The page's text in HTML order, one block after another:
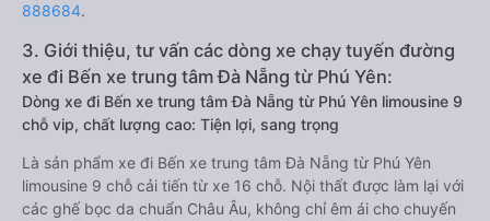
888684.
3. Giới thiệu, tư vấn các dòng xe chạy tuyến đường
xe đi Bến xe trung tâm Đà Nẵng từ Phú Yên:
Dòng xe đi Bến xe trung tâm Đà Nẵng từ Phú Yên limousine 9
chỗ vip, chất lượng cao: Tiện lợi, sang trọng
Là sản phẩm xe đi Bến xe trung tâm Đà Nẵng từ Phú Yên
limousine 9 chỗ cải tiến từ xe 16 chỗ. Nội thất được làm lại với
các ghế bọc da chuẩn Châu Âu, không chỉ êm ái cho chuyến